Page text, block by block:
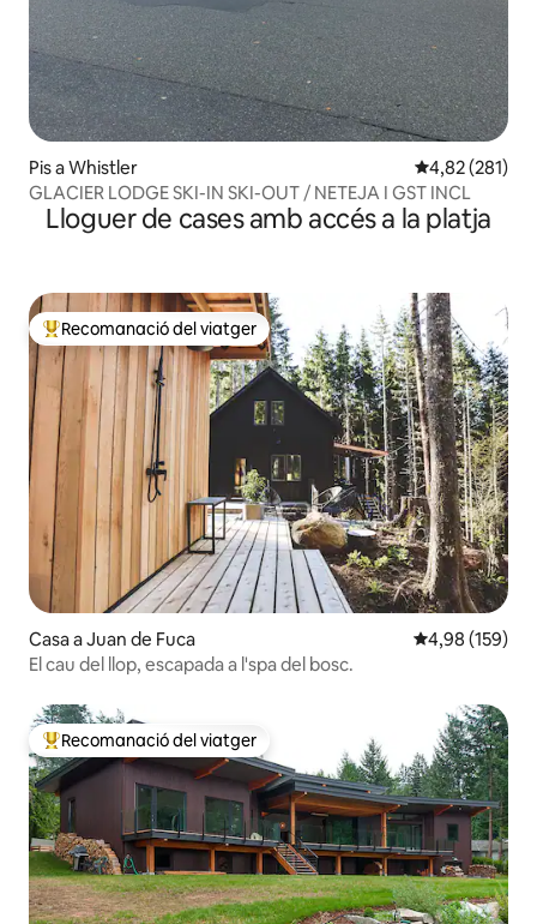
Pis a Whistler 4,82 de
4,82 (281)
GLACIER LODGE SKI-IN SKI-OUT / NETEJA I GST INCL
Lloguer de cases amb accés a la platja
Principals recomanacions dels viatgers
Recomanació del viatger
Casa a Juan de Fuca 4,98 de
4,98 (159)
El cau del llop, escapada a l'spa del bosc.
Principals recomanacions dels viatgers
Recomanació del viatger